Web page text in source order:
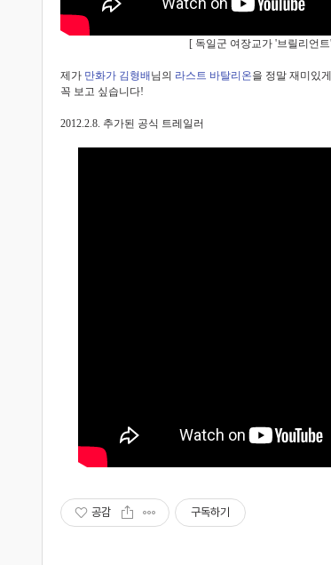
[ 독일군 여장교가 '브릴리언
제가 만화가 김형배 님의 라스트 바탈리온을 정말 재미있
꼭 보고 싶습니다!
2012.2.8. 추가된 공식 트레일러
공감 구독하기